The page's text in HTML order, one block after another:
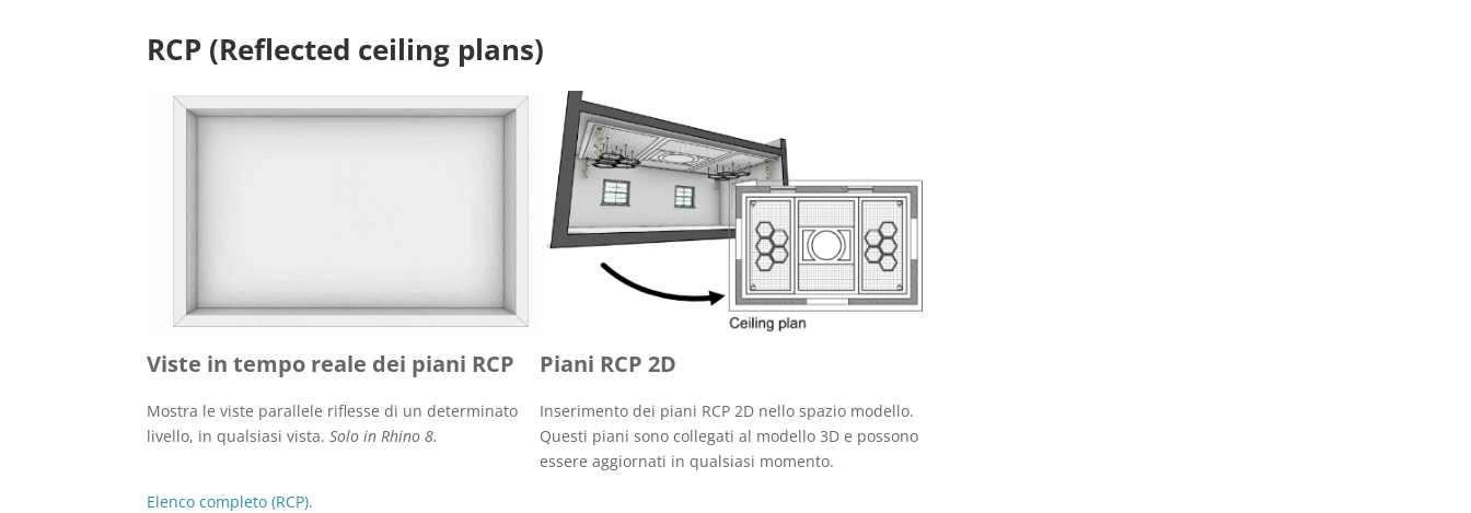
RCP (Reflected ceiling plans)
Viste in tempo reale dei piani RCP
Mostra le viste parallele riflesse di un determinato
livello, in qualsiasi vista. Solo in Rhino 8.
Piani RCP 2D
Inserimento dei piani RCP 2D nello spazio modello.
Questi piani sono collegati al modello 3D e possono
essere aggiornati in qualsiasi momento.
Elenco completo (RCP).